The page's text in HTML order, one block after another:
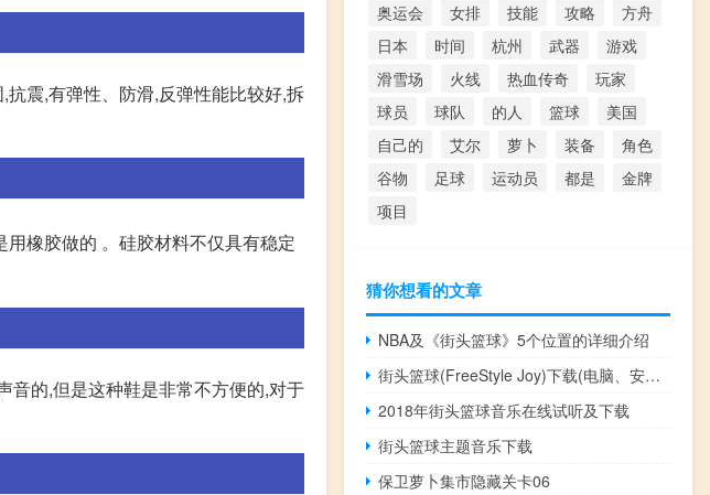
震,有弹性、防滑,反弹性能比较好,拆
橡胶做的 。硅胶材料不仅具有稳定
音的,但是这种鞋是非常不方便的,对于
奥运会
女排 技能 攻略
方舟
日本
时间 杭州 武器
游戏
滑雪场
火线 热血传奇
玩家
球员
球队 的人 篮球
美国
自己的
艾尔 萝卜 装备
角色
谷物
足球 运动员 都是
金牌
项目
猜你想看的文章
NBA及《街头篮球》5个位置的详细介绍
街头篮球(FreeStyle Joy)下载(电脑、安卓和IOS所有版本)
2018年街头篮球音乐在线试听及下载
街头篮球主题音乐下载
保卫萝卜集市隐藏关卡06